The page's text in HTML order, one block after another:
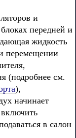
и
передней и
жидкость
перемещении
(подробнее см.
),
начинает
в салон